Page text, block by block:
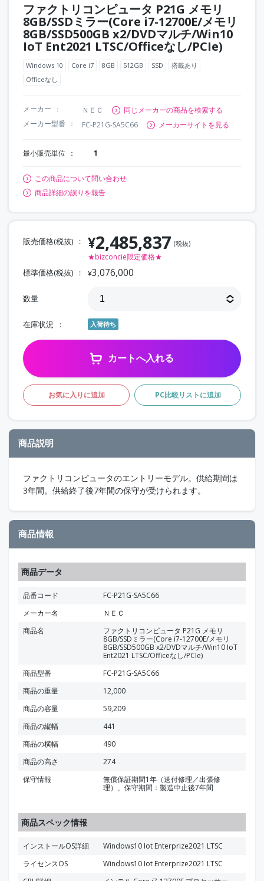
ファクトリコンピュータ P21G メモリ
8GB/SSDミラー(Core i7-12700E/メモリ
8GB/SSD500GB x2/DVDマルチ/Win10
IoT Ent2021 LTSC/Officeなし/PCIe)
Windows 10 Core i7 8GB 512GB SSD
搭載あり
Officeなし
メーカー ＮＥＣ
同じメーカーの商品を検索する
メーカー型番
FC-P21G-SA5C66 メーカーサイトを見る
最小販売単位 1
この商品について問い合わせ
商品詳細の誤りを報告
販売価格(税抜) ¥2,485,837 (税抜)
★bizconcie限定価格★
標準価格(税抜) ¥3,076,000
数量
在庫状況 入荷待ち
カートへ入れる
お気に入りに追加 PC比較リストに追加
商品説明
ファクトリコンピュータのエントリーモデル。供給期間は
3年間。供給終了後7年間の保守が受けられます。
商品情報
商品データ
品番コード
FC-P21G-SA5C66
メーカー名
ＮＥＣ
商品名
ファクトリコンピュータ P21G メモリ
8GB/SSDミラー(Core i7-12700E/メモリ
8GB/SSD500GB x2/DVDマルチ/Win10 IoT
Ent2021 LTSC/Officeなし/PCIe)
商品型番
FC-P21G-SA5C66
商品の重量
12,000
商品の容量
59,209
商品の縦幅
441
商品の横幅
490
商品の高さ
274
保守情報
無償保証期間1年（送付修理／出張修
理）、保守期間：製造中止後7年間
商品スペック情報
インストールOS詳細
Windows10 Iot Enterprize2021 LTSC
ライセンスOS
Windows10 Iot Enterprize2021 LTSC